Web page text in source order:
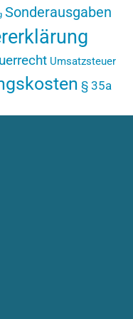
Sonderausgaben
Umsatzsteuer
§ 35a